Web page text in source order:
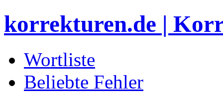
korrekturen.de |
Wortliste
Beliebte Fehler